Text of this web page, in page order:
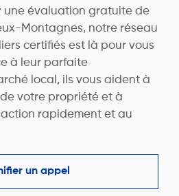
une évaluation gratuite de
Montagnes, notre réseau
certifiés est là pour vous
à leur parfaite
local, ils vous aident à
votre propriété et à
rapidement et au
un appel